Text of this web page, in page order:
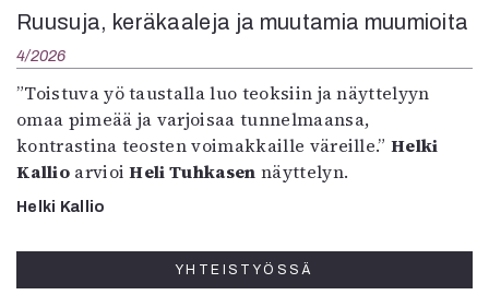
Ruusuja, keräkaaleja ja muutamia muumioita
4/2026
”Toistuva yö taustalla luo teoksiin ja näyttelyyn
omaa pimeää ja varjoisaa tunnelmaansa,
kontrastina teosten voimakkaille väreille.”Helki
KallioarvioiHeli Tuhkasen näyttelyn.
Helki Kallio
YHTEISTYÖSSÄ